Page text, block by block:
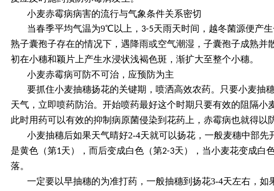
小麦赤霉病病害的流行与气象条件关系密切
当春季平均气温为9℃以上， 3-5天雨天时间，越冬菌源便产
熟子囊孢子存在的情况下，遇降雨或空气潮湿，子囊孢子成熟并
初在小穗和颖片上产生水浸状浅褐色斑，渐扩大至整个小穗。
小麦赤霉病可防不可治，应预防为主
要抓住小麦抽穗扬花的关键期，喷洒高效农药。只要小麦抽
天气，立即喷药防治。开始喷药最好这个时期只要有效的阻隔小
此时用药可以有效的抑制病原菌侵染到花药上，赤霉病也就得以
小麦抽穗后如果天气晴好2-4天就可以扬花，一般麦穗中部先
是黄色（第1天），而后变成白色（第2-3天），当小麦花变成白
落。
一定要以早抽穗的为准打药，一般抽穗到扬花3-4天左右，如